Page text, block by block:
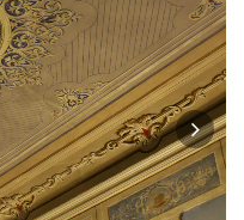
FR
IT
ES
RU
CN